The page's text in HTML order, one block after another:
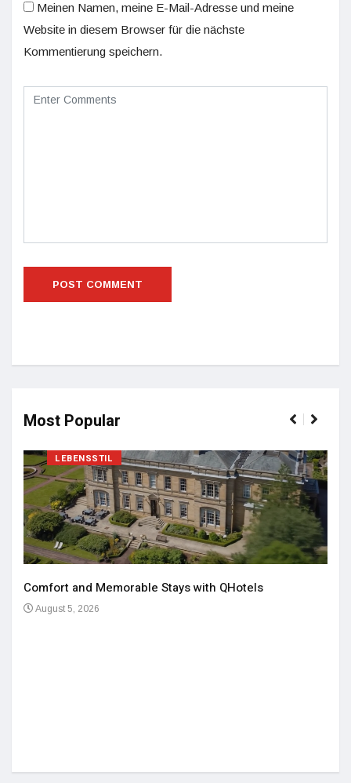
Meinen Namen, meine E-Mail-Adresse und meine
Website in diesem Browser für die nächste
Kommentierung speichern.
Most Popular
LEBENSSTIL
Comfort and Memorable Stays with QHotels
August 5, 2026